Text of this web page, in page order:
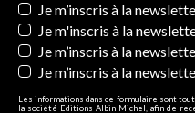
Newsletters
Je m’inscris à la
Je m'inscris à la
Je m’inscris à la
Je m’inscris à la
Les informations dans ce formulaire sont
la société Editions Albin Michel, afin de